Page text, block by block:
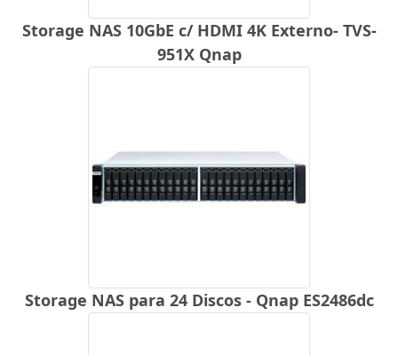
Storage NAS 10GbE c/ HDMI 4K Externo- TVS-
951X Qnap
Storage NAS para 24 Discos - Qnap ES2486dc